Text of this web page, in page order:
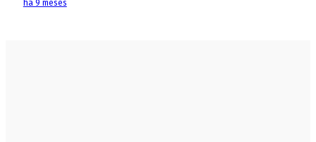
há 9 meses